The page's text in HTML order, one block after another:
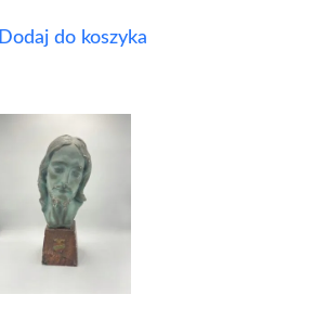
Dodaj do koszyka